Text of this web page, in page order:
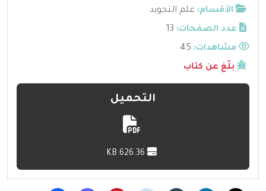
الأقسام: علم التجويد
عدد الصفحات: 13
مشاهدات:
بلّغ عن كتاب
التحميل